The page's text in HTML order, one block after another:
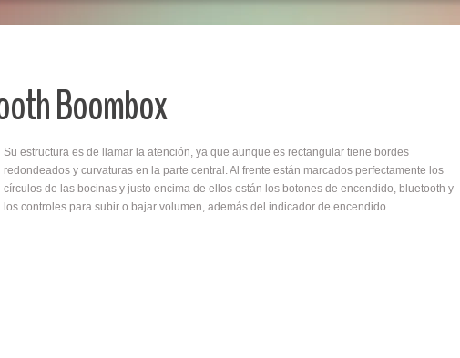
Boombox
Su estructura es de llamar la atención, ya que aunque es rectangular tiene bordes
redondeados y curvaturas en la parte central. Al frente están marcados perfectamente los
círculos de las bocinas y justo encima de ellos están los botones de encendido, bluetooth y
los controles para subir o bajar volumen, además del indicador de encendido…